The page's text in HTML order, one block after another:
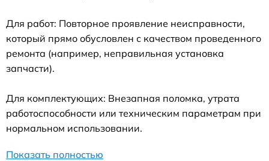
Для работ: Повторное проявление неисправности,
который прямо обусловлен с качеством проведенного
ремонта (например, неправильная установка
запчасти).
Для комплектующих: Внезапная поломка, утрата
работоспособности или техническим параметрам при
нормальном использовании.
Показать полностью